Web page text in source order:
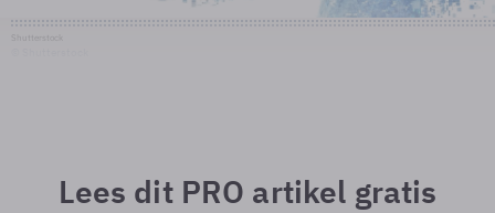
Lees dit PRO artikel gratis